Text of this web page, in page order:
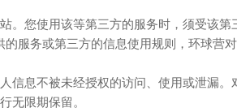
您使用该等第三方的服务时，须受该
服务或第三方的信息使用规则，环球营
息不被未经授权的访问、使用或泄漏。
无限期保留。